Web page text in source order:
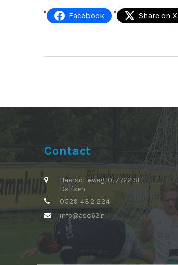
Facebook Share on X
Contact
Haersolteweg 10, 7722 SE
Dalfsen
0529 432 224
info@asc62.nl